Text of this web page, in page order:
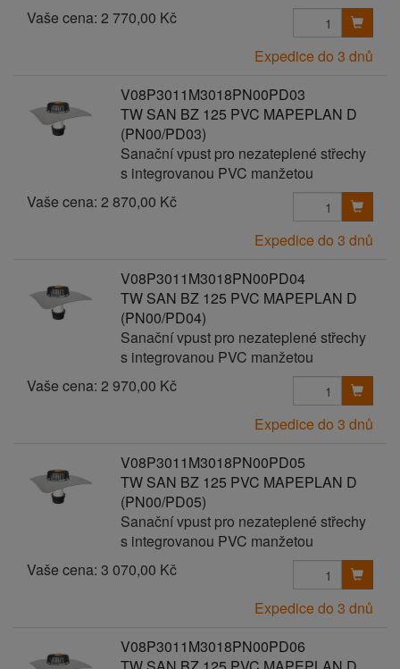
Vaše cena: 2 770,00 Kč
Expedice do 3 dnů
V08P3011M3018PN00PD03
TW SAN BZ 125 PVC MAPEPLAN D
(PN00/PD03)
Sanační vpust pro nezateplené střechy
s integrovanou PVC manžetou
Vaše cena: 2 870,00 Kč
Expedice do 3 dnů
V08P3011M3018PN00PD04
TW SAN BZ 125 PVC MAPEPLAN D
(PN00/PD04)
Sanační vpust pro nezateplené střechy
s integrovanou PVC manžetou
Vaše cena: 2 970,00 Kč
Expedice do 3 dnů
V08P3011M3018PN00PD05
TW SAN BZ 125 PVC MAPEPLAN D
(PN00/PD05)
Sanační vpust pro nezateplené střechy
s integrovanou PVC manžetou
Vaše cena: 3 070,00 Kč
Expedice do 3 dnů
V08P3011M3018PN00PD06